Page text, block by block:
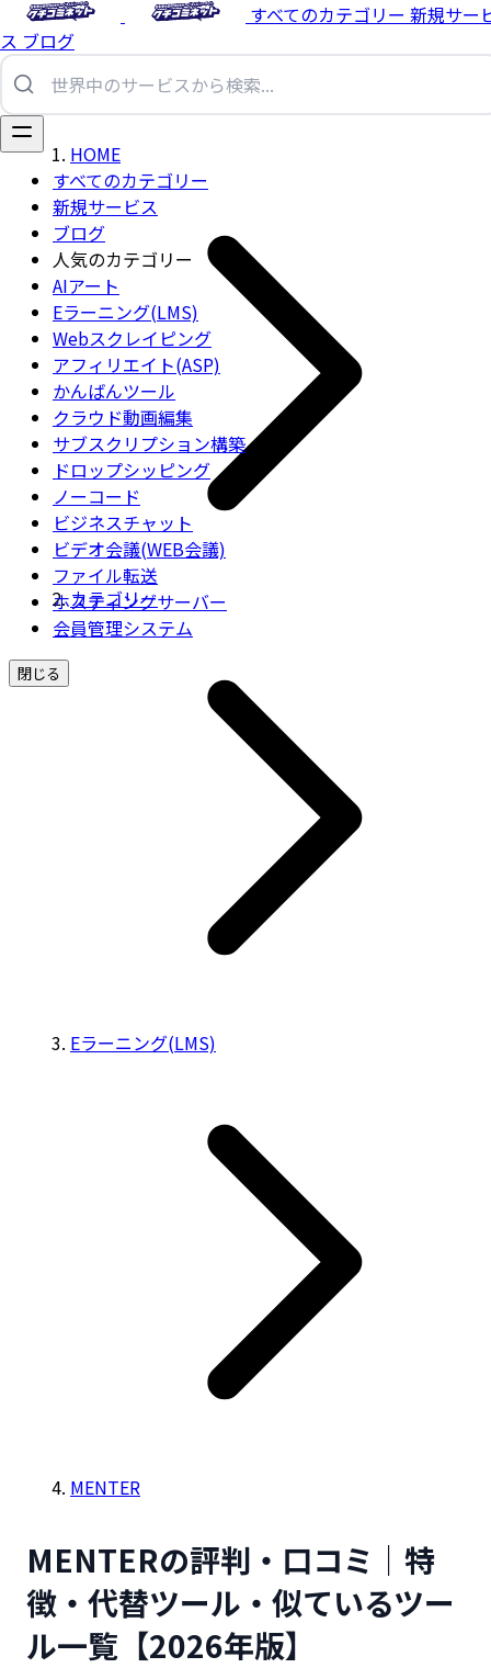
すべてのカテゴリー 新規サー
ス ブログ
すべてのカテゴリー
新規サービス
ブログ
人気のカテゴリー
AIアート
Eラーニング(LMS)
Webスクレイピング
アフィリエイト(ASP)
かんばんツール
クラウド動画編集
サブスクリプション構築
ドロップシッピング
ノーコード
ビジネスチャット
ビデオ会議(WEB会議)
ファイル転送
ホスティングサーバー
会員管理システム
閉じる
HOME
カテゴリー
Eラーニング(LMS)
MENTER
MENTERの評判・口コミ｜特
徴・代替ツール・似ているツー
ル一覧【2026年版】